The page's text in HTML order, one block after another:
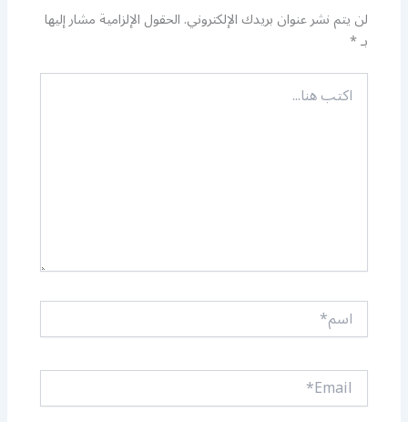
لن يتم نشر عنوان بريدك الإلكتروني.الحقول الإلزامية مشار إليها
بـ*
اكتب
هنا...
اسم*
Email*